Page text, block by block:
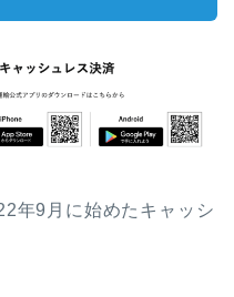
年9月に始めたキャッシ